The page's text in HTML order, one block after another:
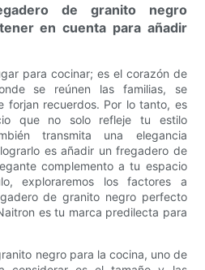
de granito negro
en cuenta para añadir
para cocinar; es el corazón de
se reúnen las familias, se
forjan recuerdos. Por lo tanto, es
que no solo refleje tu estilo
transmita una elegancia
es añadir un fregadero de
complemento a tu espacio
exploraremos los factores a
de granito negro perfecto
es tu marca predilecta para
negro para la cocina, uno de